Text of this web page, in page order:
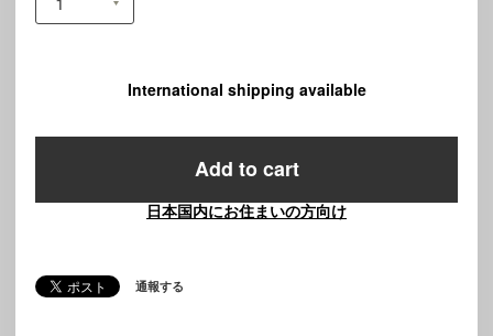
International shipping available
Add to cart
日本国内にお住まいの方向け
通報する